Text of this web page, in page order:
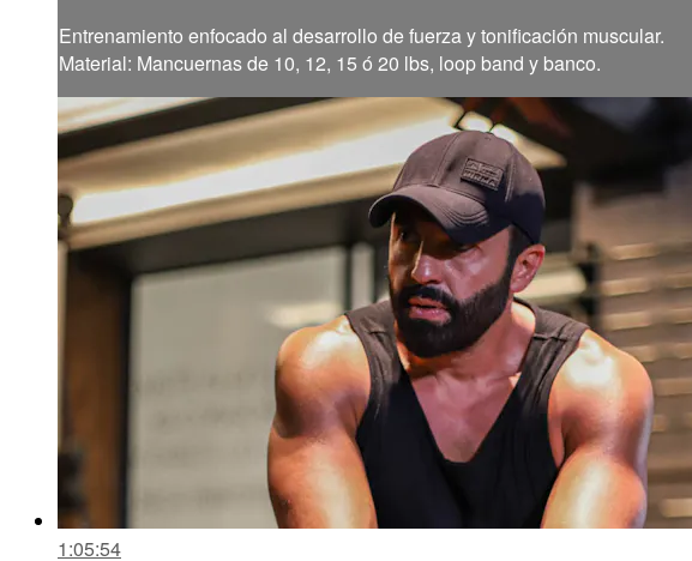
Entrenamiento enfocado al desarrollo de fuerza y tonificación muscular.
Material: Mancuernas de 10, 12, 15 ó 20 lbs, loop band y banco.
1:05:54